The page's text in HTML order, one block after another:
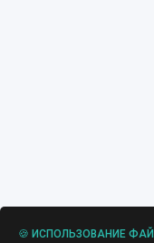
🍪 ИСПОЛЬЗОВАНИЕ